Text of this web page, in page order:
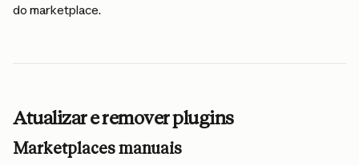
do marketplace.
Atualizar e remover plugins
Marketplaces manuais